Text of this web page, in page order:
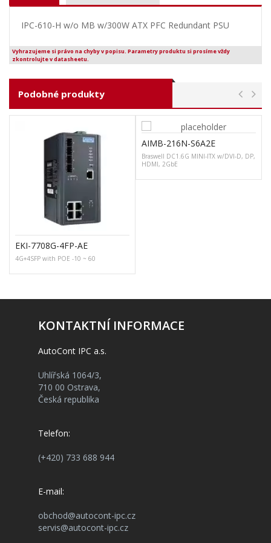
IPC-610-H w/o MB w/300W ATX PFC Redundant PSU
Vyhrazujeme si právo na chyby v popisu. Parametry produktu si prosíme vždy
zkontrolujte v datasheetu.
Podobné produkty
EKI-7708G-4FP-AE
4G+4SFP with POE -10 ~ 60
AIMB-216N-S6A2E
Braswell DC1.6G MINI-ITX w/DVI-D, DP,
HDMI, 2GbE
KONTAKTNÍ INFORMACE
AutoCont IPC a.s.
Uhlířská 1064/3,
710 00 Ostrava,
Česká republika
Telefon:
(+420) 733 688 944
E-mail:
obchod@autocont-ipc.cz
servis@autocont-ipc.cz